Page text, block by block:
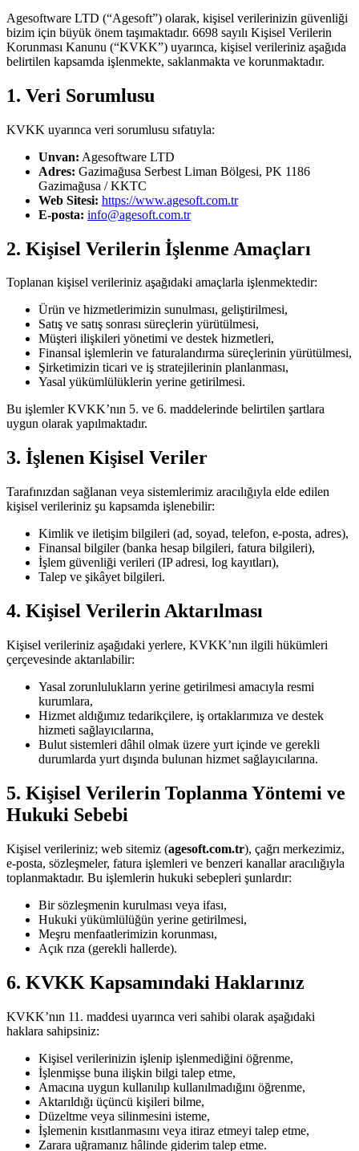
Agesoftware LTD (“Agesoft”) olarak, kişisel verilerinizin güvenliği
bizim için büyük önem taşımaktadır. 6698 sayılı Kişisel Verilerin
Korunması Kanunu (“KVKK”) uyarınca, kişisel verileriniz aşağıda
belirtilen kapsamda işlenmekte, saklanmakta ve korunmaktadır.
1. Veri Sorumlusu
KVKK uyarınca veri sorumlusu sıfatıyla:
Unvan: Agesoftware LTD
Adres: Gazimağusa Serbest Liman Bölgesi, PK 1186
Gazimağusa / KKTC
Web Sitesi: https://www.agesoft.com.tr
E-posta: info@agesoft.com.tr
2. Kişisel Verilerin İşlenme Amaçları
Toplanan kişisel verileriniz aşağıdaki amaçlarla işlenmektedir:
Ürün ve hizmetlerimizin sunulması, geliştirilmesi,
Satış ve satış sonrası süreçlerin yürütülmesi,
Müşteri ilişkileri yönetimi ve destek hizmetleri,
Finansal işlemlerin ve faturalandırma süreçlerinin yürütülmesi,
Şirketimizin ticari ve iş stratejilerinin planlanması,
Yasal yükümlülüklerin yerine getirilmesi.
Bu işlemler KVKK’nın 5. ve 6. maddelerinde belirtilen şartlara
uygun olarak yapılmaktadır.
3. İşlenen Kişisel Veriler
Tarafınızdan sağlanan veya sistemlerimiz aracılığıyla elde edilen
kişisel verileriniz şu kapsamda işlenebilir:
Kimlik ve iletişim bilgileri (ad, soyad, telefon, e-posta, adres),
Finansal bilgiler (banka hesap bilgileri, fatura bilgileri),
İşlem güvenliği verileri (IP adresi, log kayıtları),
Talep ve şikâyet bilgileri.
4. Kişisel Verilerin Aktarılması
Kişisel verileriniz aşağıdaki yerlere, KVKK’nın ilgili hükümleri
çerçevesinde aktarılabilir:
Yasal zorunlulukların yerine getirilmesi amacıyla resmi
kurumlara,
Hizmet aldığımız tedarikçilere, iş ortaklarımıza ve destek
hizmeti sağlayıcılarına,
Bulut sistemleri dâhil olmak üzere yurt içinde ve gerekli
durumlarda yurt dışında bulunan hizmet sağlayıcılarına.
5. Kişisel Verilerin Toplanma Yöntemi ve
Hukuki Sebebi
Kişisel verileriniz; web sitemiz (agesoft.com.tr), çağrı merkezimiz,
e-posta, sözleşmeler, fatura işlemleri ve benzeri kanallar aracılığıyla
toplanmaktadır. Bu işlemlerin hukuki sebepleri şunlardır:
Bir sözleşmenin kurulması veya ifası,
Hukuki yükümlülüğün yerine getirilmesi,
Meşru menfaatlerimizin korunması,
Açık rıza (gerekli hallerde).
6. KVKK Kapsamındaki Haklarınız
KVKK’nın 11. maddesi uyarınca veri sahibi olarak aşağıdaki
haklara sahipsiniz:
Kişisel verilerinizin işlenip işlenmediğini öğrenme,
İşlenmişse buna ilişkin bilgi talep etme,
Amacına uygun kullanılıp kullanılmadığını öğrenme,
Aktarıldığı üçüncü kişileri bilme,
Düzeltme veya silinmesini isteme,
İşlemenin kısıtlanmasını veya itiraz etmeyi talep etme,
Zarara uğramanız hâlinde giderim talep etme.